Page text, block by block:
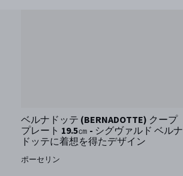
ベルナドッテ (BERNADOTTE) クープ
プレート 19.5㎝ - シグヴァルド ベルナ
ドッテに着想を得たデザイン
ポーセリン